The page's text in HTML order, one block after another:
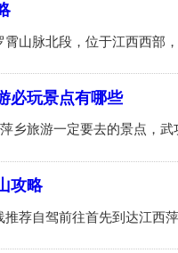
必玩景点有哪些
攻略